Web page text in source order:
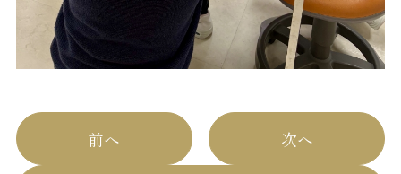
前へ 次へ